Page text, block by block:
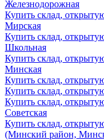
Железнодорожная
Купить склад,
Мирская
Купить склад,
Школьная
Купить склад,
Минская
Купить склад,
Купить склад,
Купить склад,
Советская
Купить склад,
(Минский район,